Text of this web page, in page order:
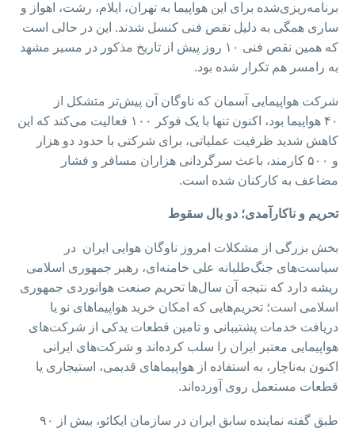
برنامه‌ریزی‌شده برای این هواپیما به تهران، ایلام، رشت، اهواز و
ساری همگی به دلیل نقص فنی کنسل شدند. این در حالی است
که همین نقص فنی ۱۰ روز پیش از تاریخ مذکور در مسیر مشهد
به رامسر هم تکرار شده بود.
شرکت هواپیمایی آسمان که ناوگان آن پیش‌تر متشکل از
۴۰ هواپیما بود، اکنون تنها با یک فوکر ۱۰۰ فعالیت می‌کند که این
کاهش شدید ظرفیت عملیاتی، برای شرکتی با حدود دو هزار
و ۵۰۰ کارمند، باعث سرگردانی هزاران مسافر و فشار
مضاعف به کارکنان شده است.
تحریم و ناکارآمدی؛ دو بال سقوط
بخش بزرگی از مشکلات امروز ناوگان هوایی ایران در
سیاست‌های جنگ‌طلبانه علی خامنه‌ای، رهبر جمهوری اسلامی
ریشه دارد که نتیجه آن سال‌ها تحریم صنعت هوانوردی جمهوری
اسلامی است؛ تحریم‌هایی که امکان خرید هواپیماهای نو یا
دریافت خدمات پشتیبانی و تامین قطعات یدکی از شرکت‌های
هواپیمایی معتبر ایران را سلب کرده‌اند و شرکت‌های ایرانی
اکنون به‌ناچار، به استفاده از هواپیماهای قدیمی، استیجاری یا
قطعات مستعمل روی آورده‌اند.
طبق گفته نماینده سابق ایران در سازمان ایکائو، بیش از ۹۰